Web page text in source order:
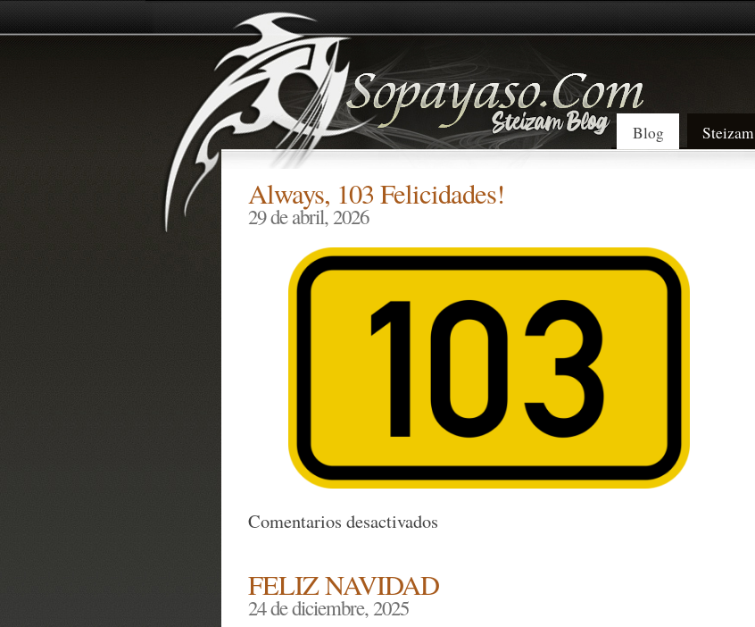
Blog Steizam
Always, 103 Felicidades!
29 de abril, 2026
Comentarios desactivadosen
103
Felicidades!
FELIZ NAVIDAD
24 de diciembre, 2025